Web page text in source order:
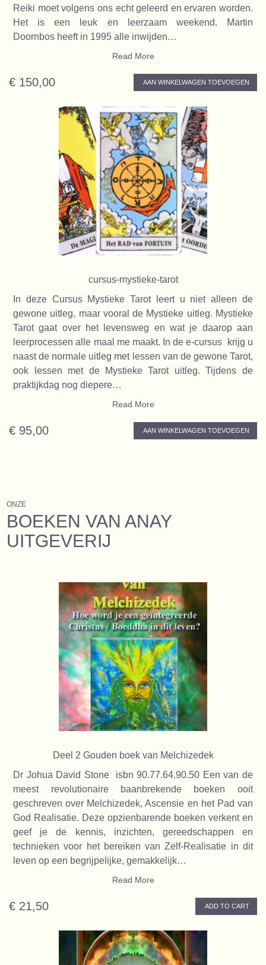
Reiki moet volgens ons echt geleerd en ervaren worden.
Het is een leuk en leerzaam weekend. Martin
Doornbos heeft in 1995 alle inwijden…
Read More
€ 150,00 AAN WINKELWAGEN TOEVOEGEN
cursus-mystieke-tarot
In deze Cursus Mystieke Tarot leert u niet alleen de
gewone uitleg, maar vooral de Mystieke uitleg. Mystieke
Tarot gaat over het levensweg en wat je daarop aan
leerprocessen alle maal me maakt. In de e-cursus krijg u
naast de normale uitleg met lessen van de gewone Tarot,
ook lessen met de Mystieke Tarot uitleg. Tijdens de
praktijkdag nog diepere…
Read More
€ 95,00 AAN WINKELWAGEN TOEVOEGEN
ONZE
BOEKEN VAN ANAY
UITGEVERIJ
Deel 2 Gouden boek van Melchizedek
Dr Johua David Stone isbn 90.77.64.90.50 Een van de
meest revolutionaire baanbrekende boeken ooit
geschreven over Melchizedek, Ascensie en het Pad van
God Realisatie. Deze opzienbarende boeken verkent en
geef je de kennis, inzichten, gereedschappen en
technieken voor het bereiken van Zelf-Realisatie in dit
leven op een begrijpelijke, gemakkelijk…
Read More
€ 21,50 ADD TO CART